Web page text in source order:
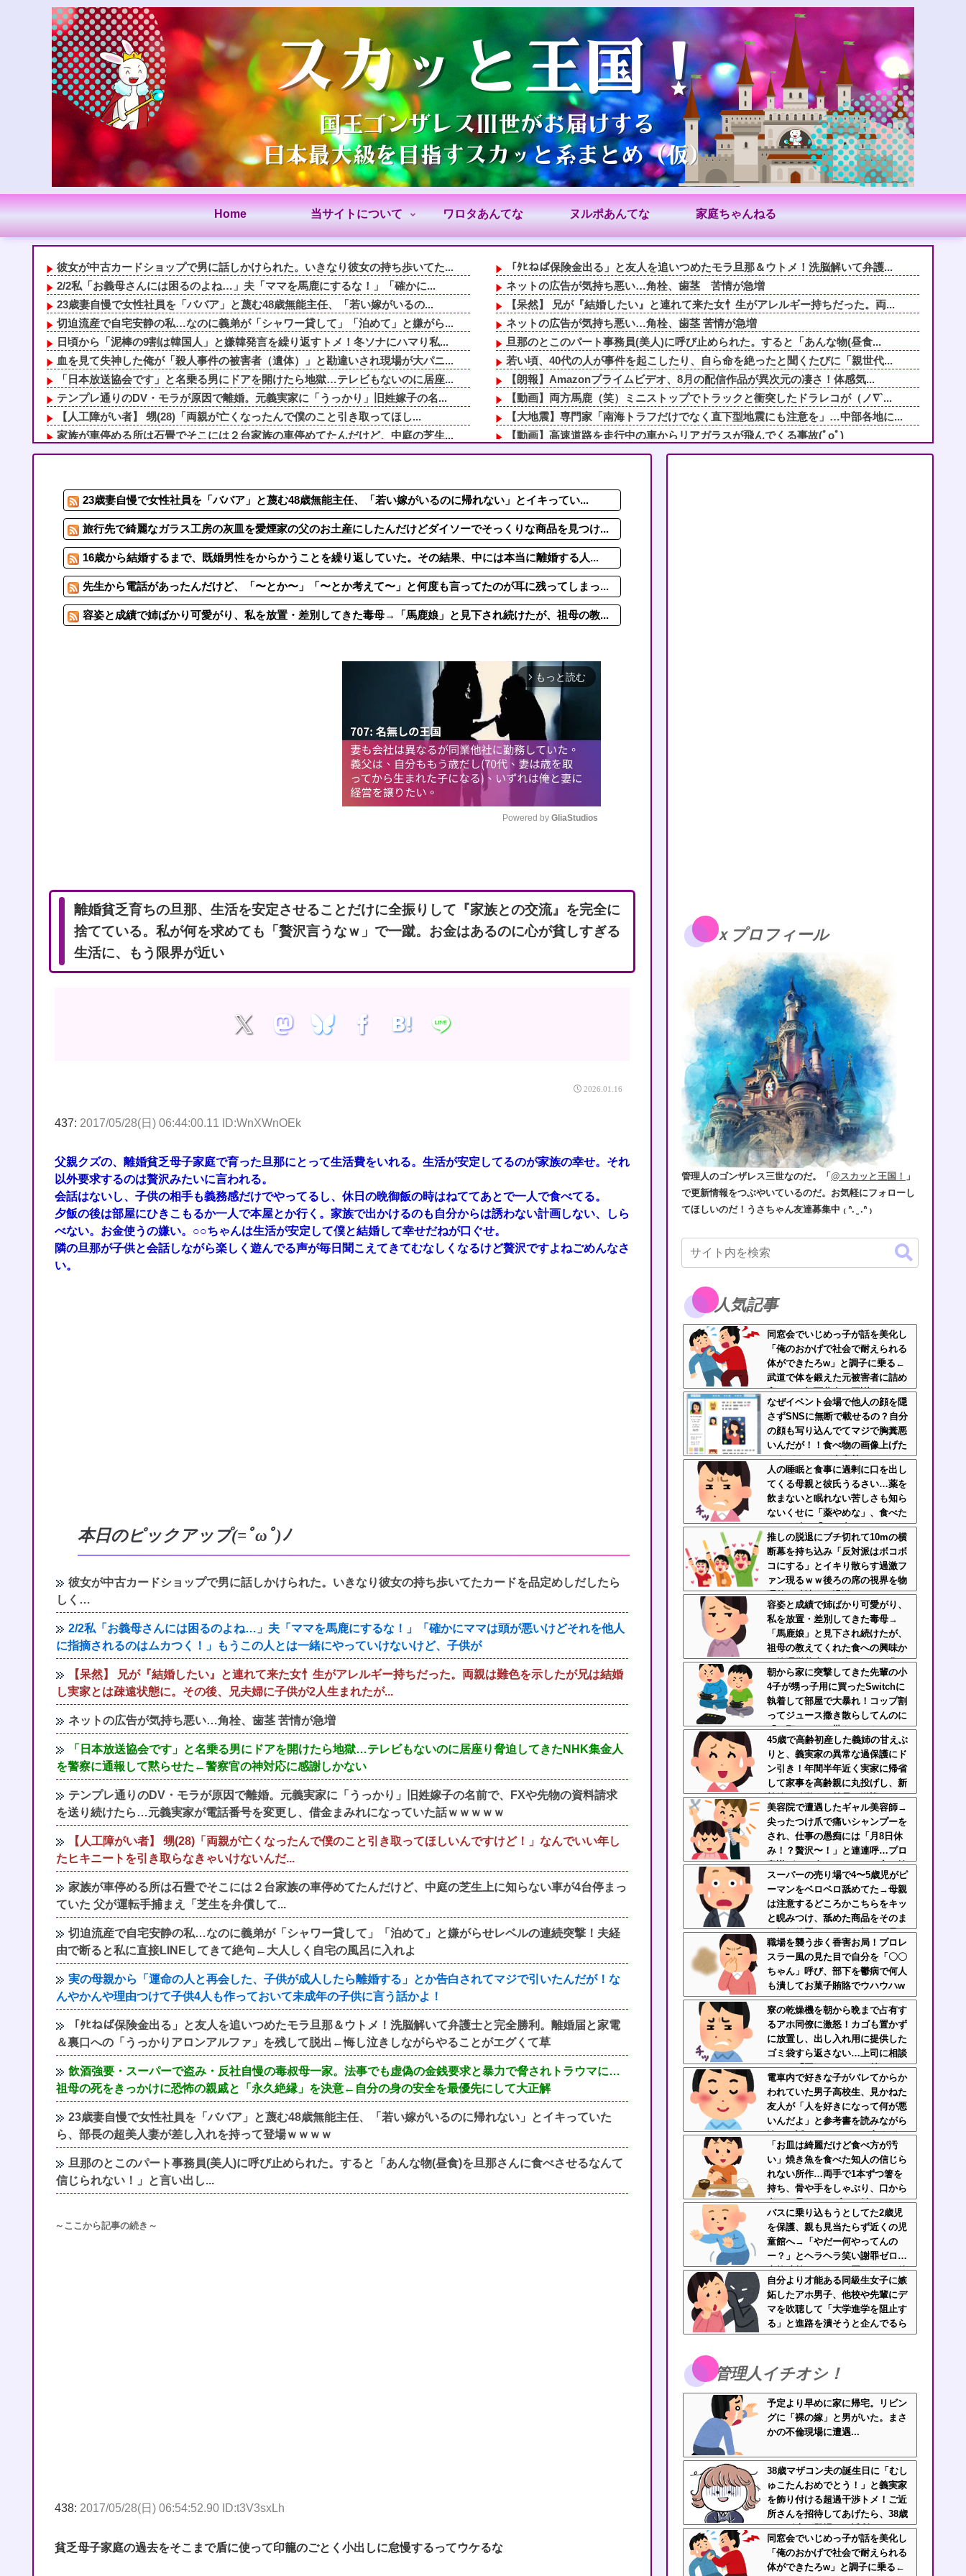
Home 当サイトについて ワロタあんてな ヌルポあんてな 家庭ちゃんねる
彼女が中古カードショップで男に話しかけられた。いきなり彼女の持ち歩いてた...
2/2私「お義母さんには困るのよね…」夫「ママを馬鹿にするな！」「確かに...
23歳妻自慢で女性社員を「ババア」と蔑む48歳無能主任、「若い嫁がいるの...
切迫流産で自宅安静の私…なのに義弟が「シャワー貸して」「泊めて」と嫌がら...
日頃から「泥棒の9割は韓国人」と嫌韓発言を繰り返すトメ！冬ソナにハマり私...
血を見て失神した俺が「殺人事件の被害者（遺体）」と勘違いされ現場が大パニ...
「日本放送協会です」と名乗る男にドアを開けたら地獄…テレビもないのに居座...
テンプレ通りのDV・モラが原因で離婚。元義実家に「うっかり」旧姓嫁子の名...
【人工障がい者】 甥(28)「両親が亡くなったんで僕のこと引き取ってほし...
家族が車停める所は石畳でそこには２台家族の車停めてたんだけど、中庭の芝生...
【画像】 北海道、推定300kgのヒグマ登場ｗｗｗｗｗｗｗｗｗｗｗｗｗｗ...
【セール】Dell、HP、NEC、ASUSなどのノートパソコンがセール中...
90年ぶりに誕生した待望の女の子。お祭り騒ぎの義実家の一方で、近所の婦人...
女子とアフタヌーンティーとか行ってみたかった
「ﾀﾋねば保険金出る」と友人を追いつめたモラ旦那＆ウトメ！洗脳解いて弁護...
ネットの広告が気持ち悪い…角栓、歯茎 苦情が急増
【呆然】 兄が『結婚したい』と連れて来た女忄生がアレルギー持ちだった。両...
ネットの広告が気持ち悪い…角栓、歯茎 苦情が急増
旦那のとこのパート事務員(美人)に呼び止められた。すると「あんな物(昼食...
若い頃、40代の人が事件を起こしたり、自ら命を絶ったと聞くたびに「親世代...
【朗報】Amazonプライムビデオ、8月の配信作品が異次元の凄さ！体感気...
【動画】両方馬鹿（笑）ミニストップでトラックと衝突したドラレコが（ノ∇`...
【大地震】専門家「南海トラフだけでなく直下型地震にも注意を」…中部各地に...
【動画】高速道路を走行中の車からリアガラスが飛んでくる事故(ﾟoﾟ)
人の睡眠と食事に過剰に口を出してくる母親と彼氏うるさい…薬を飲まないと眠...
飲酒強要・スーパーで盗み・反社自慢の毒叔母一家。法事でも虚偽の金銭要求と...
おっさんバイトが何も言わず辞めた。労働局「パワハラの通報がありました」俺...
16歳から結婚するまで、既婚男性をからかうことを繰り返していた。その結果...
23歳妻自慢で女性社員を「ババア」と蔑む48歳無能主任、「若い嫁がいるのに帰れない」とイキってい...
旅行先で綺麗なガラス工房の灰皿を愛煙家の父のお土産にしたんだけどダイソーでそっくりな商品を見つけ...
16歳から結婚するまで、既婚男性をからかうことを繰り返していた。その結果、中には本当に離婚する人...
先生から電話があったんだけど、「〜とか〜」「〜とか考えて〜」と何度も言ってたのが耳に残ってしまっ...
容姿と成績で姉ばかり可愛がり、私を放置・差別してきた毒母→「馬鹿娘」と見下され続けたが、祖母の教...
arrow_forward_ios もっと読む
e
Powered by GliaStudios
離婚貧乏育ちの旦那、生活を安定させることだけに全振りして『家族との交流』を完全に
捨てている。私が何を求めても「贅沢言うなｗ」で一蹴。お金はあるのに心が貧しすぎる
生活に、もう限界が近い
2026.01.16
437: 2017/05/28(日) 06:44:00.11 ID:WnXWnOEk
父親クズの、離婚貧乏母子家庭で育った旦那にとって生活費をいれる。生活が安定してるのが家族の幸せ。それ
以外要求するのは贅沢みたいに言われる。
会話はないし、子供の相手も義務感だけでやってるし、休日の晩御飯の時はねててあとで一人で食べてる。
夕飯の後は部屋にひきこもるか一人で本屋とか行く。家族で出かけるのも自分からは誘わない計画しない、しら
べない。お金使うの嫌い。○○ちゃんは生活が安定して僕と結婚して幸せだねが口ぐせ。
隣の旦那が子供と会話しながら楽しく遊んでる声が毎日聞こえてきてむなしくなるけど贅沢ですよねごめんなさ
い。
本日のピックアップ(=ﾟωﾟ)ﾉ
彼女が中古カードショップで男に話しかけられた。いきなり彼女の持ち歩いてたカードを品定めしだしたら
しく…
2/2私「お義母さんには困るのよね…」夫「ママを馬鹿にするな！」「確かにママは頭が悪いけどそれを他人
に指摘されるのはムカつく！」もうこの人とは一緒にやっていけないけど、子供が
【呆然】 兄が『結婚したい』と連れて来た女忄生がアレルギー持ちだった。両親は難色を示したが兄は結婚
し実家とは疎遠状態に。その後、兄夫婦に子供が2人生まれたが...
ネットの広告が気持ち悪い…角栓、歯茎 苦情が急増
「日本放送協会です」と名乗る男にドアを開けたら地獄…テレビもないのに居座り脅迫してきたNHK集金人
を警察に通報して黙らせた←警察官の神対応に感謝しかない
テンプレ通りのDV・モラが原因で離婚。元義実家に「うっかり」旧姓嫁子の名前で、FXや先物の資料請求
を送り続けたら…元義実家が電話番号を変更し、借金まみれになっていた話ｗｗｗｗｗ
【人工障がい者】 甥(28)「両親が亡くなったんで僕のこと引き取ってほしいんですけど！」なんでいい年し
たヒキニートを引き取らなきゃいけないんだ...
家族が車停める所は石畳でそこには２台家族の車停めてたんだけど、中庭の芝生上に知らない車が4台停まっ
ていた 父が運転手捕まえ「芝生を弁償して...
切迫流産で自宅安静の私…なのに義弟が「シャワー貸して」「泊めて」と嫌がらせレベルの連続突撃！夫経
由で断ると私に直接LINEしてきて絶句←大人しく自宅の風呂に入れよ
実の母親から「運命の人と再会した、子供が成人したら離婚する」とか告白されてマジで引いたんだが！な
んやかんや理由つけて子供4人も作っておいて未成年の子供に言う話かよ！
「ﾀﾋねば保険金出る」と友人を追いつめたモラ旦那＆ウトメ！洗脳解いて弁護士と完全勝利。離婚届と家電
＆裏口への「うっかりアロンアルファ」を残して脱出←悔し泣きしながらやることがエグくて草
飲酒強要・スーパーで盗み・反社自慢の毒叔母一家。法事でも虚偽の金銭要求と暴力で脅されトラウマに…
祖母の死をきっかけに恐怖の親戚と「永久絶縁」を決意←自分の身の安全を最優先にして大正解
23歳妻自慢で女性社員を「ババア」と蔑む48歳無能主任、「若い嫁がいるのに帰れない」とイキっていた
ら、部長の超美人妻が差し入れを持って登場ｗｗｗｗ
旦那のとこのパート事務員(美人)に呼び止められた。すると「あんな物(昼食)を旦那さんに食べさせるなんて
信じられない！」と言い出し...
～ここから記事の続き～
438: 2017/05/28(日) 06:54:52.90 ID:t3V3sxLh
貧乏母子家庭の過去をそこまで盾に使って印籠のごとく小出しに怠慢するってウケるな
ｘプロフィール
管理人のゴンザレス三世なのだ。「@スカッと王国！ 」
で更新情報をつぶやいているのだ。お気軽にフォローし
てほしいのだ！うさちゃん友達募集中 ₍ ᐢ. ̫ .ᐢ ₎
人気記事
同窓会でいじめっ子が話を美化し
「俺のおかげで社会で耐えられる
体ができたろw」と調子に乗る←
武道で体を鍛えた元被害者に詰め
寄られて顔面蒼白で平謝りｗｗｗ
なぜイベント会場で他人の顔を隠
さずSNSに無断で載せるの？自分
の顔も写り込んでてマジで胸糞悪
いんだが！！食べ物の画像上げた
ほうがよっぽど有意義だわ
人の睡眠と食事に過剰に口を出し
てくる母親と彼氏うるさい…薬を
飲まないと眠れない苦しさも知ら
ないくせに「薬やめな」、食べた
くない時に「一口食べて」としつ
こい無神経すぎる！！
推しの脱退にブチ切れて10mの横
断幕を持ち込み「反対派はボコボ
コにする」とイキり散らす過激フ
ァン現るｗｗ後ろの席の視界を物
理的に破壊する過激ファンにイラ
イラが止まらん
容姿と成績で姉ばかり可愛がり、
私を放置・差別してきた毒母→
「馬鹿娘」と見下され続けたが、
祖母の教えてくれた食への興味か
ら管理栄養士に→今はニート化し
た姉と毒母に幸せな姿を見せつけ
てるｗｗｗ
朝から家に突撃してきた先輩の小
4子が甥っ子用に買ったSwitchに
執着して部屋で大暴れ！コップ割
ってジュース撒き散らしてんのに
「お願いしたら貰えるかもｗ」と
ヘラヘラ笑って片付けもしない…
先輩にブチ切れそう
45歳で高齢初産した義姉の甘えぶ
りと、義実家の異常な過保護にド
ン引き！年間半年近く実家に帰省
して家事を高齢親に丸投げし、新
幹線の移動すら義兄に送迎させて
いた・・・
美容院で遭遇したギャル美容師→
尖ったつけ爪で痛いシャンプーを
され、仕事の愚痴には「月8日休
み！？贅沢〜！」と連連呼…プロ
意識ゼロの身だしなみと、客に嫉
妬してマウントを取ってくるのが
不快すぎ・・・
スーパーの売り場で4〜5歳児がピ
ーマンをベロベロ舐めてた→母親
は注意するどころかこちらをキッ
と睨みつけ、舐めた商品をそのま
ま棚へ放置…あんなの初めて見
た・・・
職場を襲う歩く香害お局！プロレ
スラー風の見た目で自分を「〇〇
ちゃん」呼び、部下を鬱病で何人
も潰してお菓子賄賂でウハウハw
ｗｗ
寮の乾燥機を朝から晩まで占有す
るアホ同僚に激怒！カゴも置かず
に放置し、出し入れ用に提供した
ゴミ袋すら返さない…上司に相談
しても「困ってるのはお前だけだ
から我慢しろ」←はぁ？！
電車内で好きな子がバレてからか
われていた男子高校生、見かねた
友人が「人を好きになって何が悪
いんだよ」と参考書を読みながら
淡々と話してた←カッコ良すぎだ
「お皿は綺麗だけど食べ方が汚
い」焼き魚を食べた知人の信じら
れない所作…両手で1本ずつ箸を
持ち、骨や手をしゃぶり、口から
出した骨をテーブルに並べ
る・・・
バスに乗り込もうとしてた2歳児
を保護、親も見当たらず近くの児
童館へ→「やだー何やってんの
ー？」とヘラヘラ笑い謝罪ゼロ…
事故寸前だったのに悪びれない放
置親なんなの？
自分より才能ある同級生女子に嫉
妬したアホ男子、他校や先輩にデ
マを吹聴して「大学進学を阻止す
る」と進路を潰そうと企んでるら
しい
管理人イチオシ！
予定より早めに家に帰宅。リビン
グに「裸の嫁」と男がいた。まさ
かの不倫現場に遭遇...
38歳マザコン夫の誕生日に「むし
ゅこたんおめでとう！」と義実家
を飾り付ける超過干渉トメ！ご近
所さんを招待してあげたら、38歳
メタボ夫が登場して近所のおじい
さんが大爆発する事態に
同窓会でいじめっ子が話を美化し
「俺のおかげで社会で耐えられる
体ができたろw」と調子に乗る←